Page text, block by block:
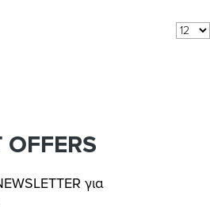
για